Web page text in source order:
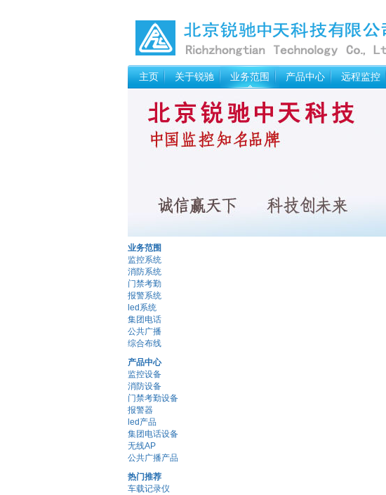
主页 关于锐驰 业务范围 产品中心 远程监控
业务范围
监控系统
消防系统
门禁考勤
报警系统
led系统
集团电话
公共广播
综合布线
产品中心
监控设备
消防设备
门禁考勤设备
报警器
led产品
集团电话设备
无线AP
公共广播产品
热门推荐
车载记录仪